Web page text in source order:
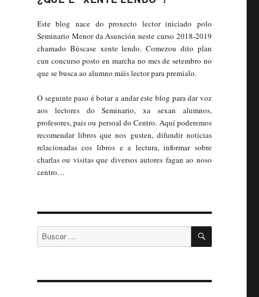
Este blog nace do proxecto lector iniciado polo
Seminario Menor da Asunción neste curso 2018-2019
chamado Búscase xente lendo. Comezou dito plan
cun concurso posto en marcha no mes de setembro no
que se busca ao alumno máis lector para premialo.
O seguinte paso é botar a andar este blog para dar voz
aos lectores do Seminario, xa sexan alumnos,
profesores, pais ou persoal do Centro. Aquí poderemos
recomendar libros que nos gusten, difundir noticias
relacionadas cos libros e a lectura, informar sobre
charlas ou visitas que diversos autores fagan ao noso
centro…
Buscar: BUSCAR